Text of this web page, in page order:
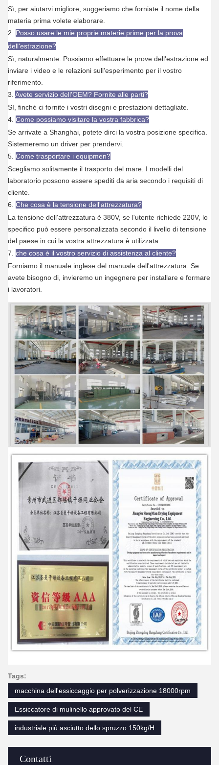
Contatti
Sì, per aiutarvi migliore, suggeriamo che forniate il nome della
materia prima volete elaborare.
2. Posso usare le mie proprie materie prime per la prova
dell'estrazione?
Sì, naturalmente. Possiamo effettuare le prove dell'estrazione ed
inviare i video e le relazioni sull'esperimento per il vostro
riferimento.
3. Avete servizio dell'OEM? Fornite alle parti?
Sì, finchè ci fornite i vostri disegni e prestazioni dettagliate.
4. Come possiamo visitare la vostra fabbrica?
Se arrivate a Shanghai, potete dirci la vostra posizione specifica.
Sistemeremo un driver per prendervi.
5. Come trasportare i equipmen?
Scegliamo solitamente il trasporto del mare. I modelli del
laboratorio possono essere spediti da aria secondo i requisiti di
cliente.
6. Che cosa è la tensione dell'attrezzatura?
La tensione dell'attrezzatura è 380V, se l'utente richiede 220V, lo
specifico può essere personalizzata secondo il livello di tensione
del paese in cui la vostra attrezzatura è utilizzata.
7. che cosa è il vostro servizio di assistenza al cliente?
Forniamo il manuale inglese del manuale dell'attrezzatura. Se
avete bisogno di, invieremo un ingegnere per installare e formare
i lavoratori.
Tags:
macchina dell'essiccaggio per polverizzazione 18000rpm
Essiccatore di mulinello approvato del CE
industriale più asciutto dello spruzzo 150kg/H